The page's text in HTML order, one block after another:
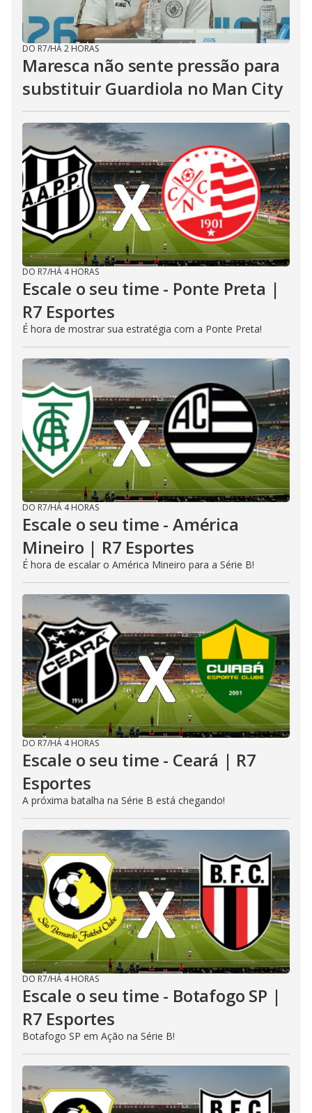
DO R7/HÁ 2 HORAS
Maresca não sente pressão para
substituir Guardiola no Man City
DO R7/HÁ 4 HORAS
Escale o seu time - Ponte Preta |
R7 Esportes
É hora de mostrar sua estratégia com a Ponte Preta!
DO R7/HÁ 4 HORAS
Escale o seu time - América
Mineiro | R7 Esportes
É hora de escalar o América Mineiro para a Série B!
DO R7/HÁ 4 HORAS
Escale o seu time - Ceará | R7
Esportes
A próxima batalha na Série B está chegando!
DO R7/HÁ 4 HORAS
Escale o seu time - Botafogo SP |
R7 Esportes
Botafogo SP em Ação na Série B!